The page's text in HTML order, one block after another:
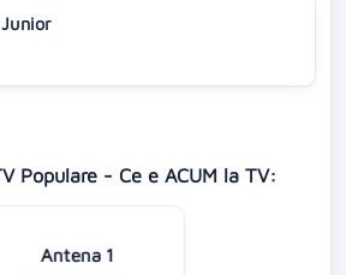
Populare - Ce e ACUM la TV:
Antena 1